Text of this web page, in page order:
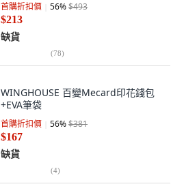
首購折扣價 56%$493
$213
缺貨
(78)
WINGHOUSE 百變Mecard印花錢包
+EVA筆袋
首購折扣價 56%$381
$167
缺貨
(4)